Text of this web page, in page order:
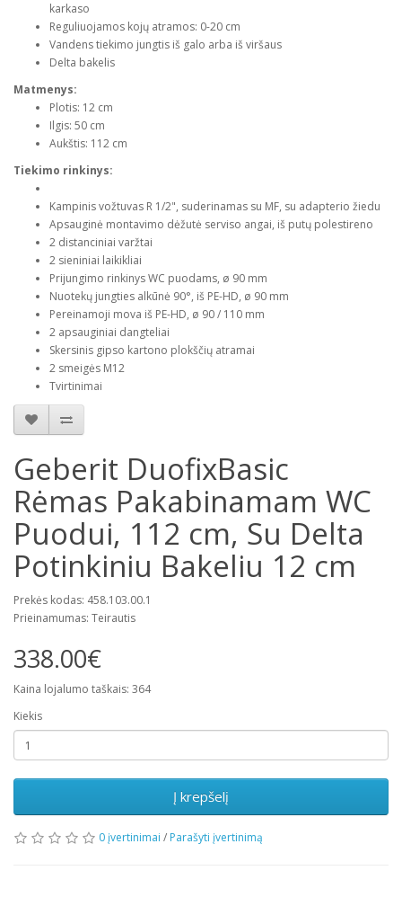
karkaso
Reguliuojamos kojų atramos: 0-20 cm
Vandens tiekimo jungtis iš galo arba iš viršaus
Delta bakelis
Matmenys:
Plotis: 12 cm
Ilgis: 50 cm
Aukštis: 112 cm
Tiekimo rinkinys:
Kampinis vožtuvas R 1/2", suderinamas su MF, su adapterio žiedu
Apsauginė montavimo dėžutė serviso angai, iš putų polestireno
2 distanciniai varžtai
2 sieniniai laikikliai
Prijungimo rinkinys WC puodams, ø 90 mm
Nuotekų jungties alkūnė 90°, iš PE-HD, ø 90 mm
Pereinamoji mova iš PE-HD, ø 90 / 110 mm
2 apsauginiai dangteliai
Skersinis gipso kartono plokščių atramai
2 smeigės M12
Tvirtinimai
Geberit DuofixBasic
Rėmas Pakabinamam WC
Puodui, 112 cm, Su Delta
Potinkiniu Bakeliu 12 cm
Prekės kodas: 458.103.00.1
Prieinamumas: Teirautis
338.00€
Kaina lojalumo taškais: 364
Kiekis
Į krepšelį
0 įvertinimai / Parašyti įvertinimą